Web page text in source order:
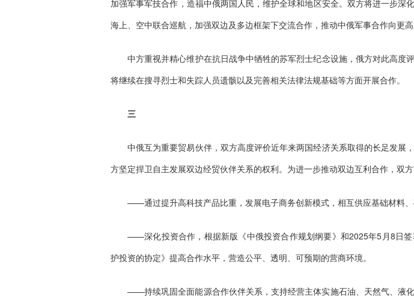
加强军事军技合作，造福中俄两国人民，维护全球和地区安全。双方将进一步
海上、空中联合巡航，加强双边及多边框架下交流合作，推动中俄军事合作向更高
中方重视并精心维护在抗日战争中牺牲的苏军烈士纪念设施，俄方对此高度
将继续在搜寻烈士和失踪人员遗骸以及完善相关法律法规基础等方面开展合作。
三
中俄互为重要贸易伙伴，双方高度评价近年来两国经济关系取得的长足发展
方坚定捍卫自主发展双边经贸伙伴关系的权利。为进一步推动双边互利合作，双方
——通过提升高科技产品比重，发展电子商务创新模式，相互供应基础材料
——深化投资合作，根据新版《中俄投资合作规划纲要》和2025年5月8日
护投资的协定》提高合作水平，营造公平、透明、可预期的营商环境。
——持续巩固全面能源合作伙伴关系，支持经营主体实施石油、天然气、液